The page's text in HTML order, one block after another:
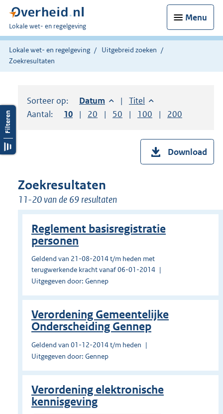
Menu
U
bent
hier:
Lokale wet- en regelgeving
Lokale wet- en regelgeving
Uitgebreid zoeken
Zoekresultaten
Sorteer op: Sorteer op:
Datum aflopendSorteer op:
Titel oplopend
Aantal:
Toon
10 resultaten per pagina
Toon
20 resultaten per pagina
Toon
50 resultaten per pagina
Toon
100 resultaten per
Toon
200
Download
Zoekresultaten
11-20 van de 69 resultaten
Reglement basisregistratie
personen
Geldend van 21-08-2014 t/m heden met
terugwerkende kracht vanaf 06-01-2014
Uitgegeven door: Gennep
Verordening Gemeentelijke
Onderscheiding Gennep
Geldend van 01-12-2014 t/m heden
Uitgegeven door: Gennep
Verordening elektronische
kennisgeving